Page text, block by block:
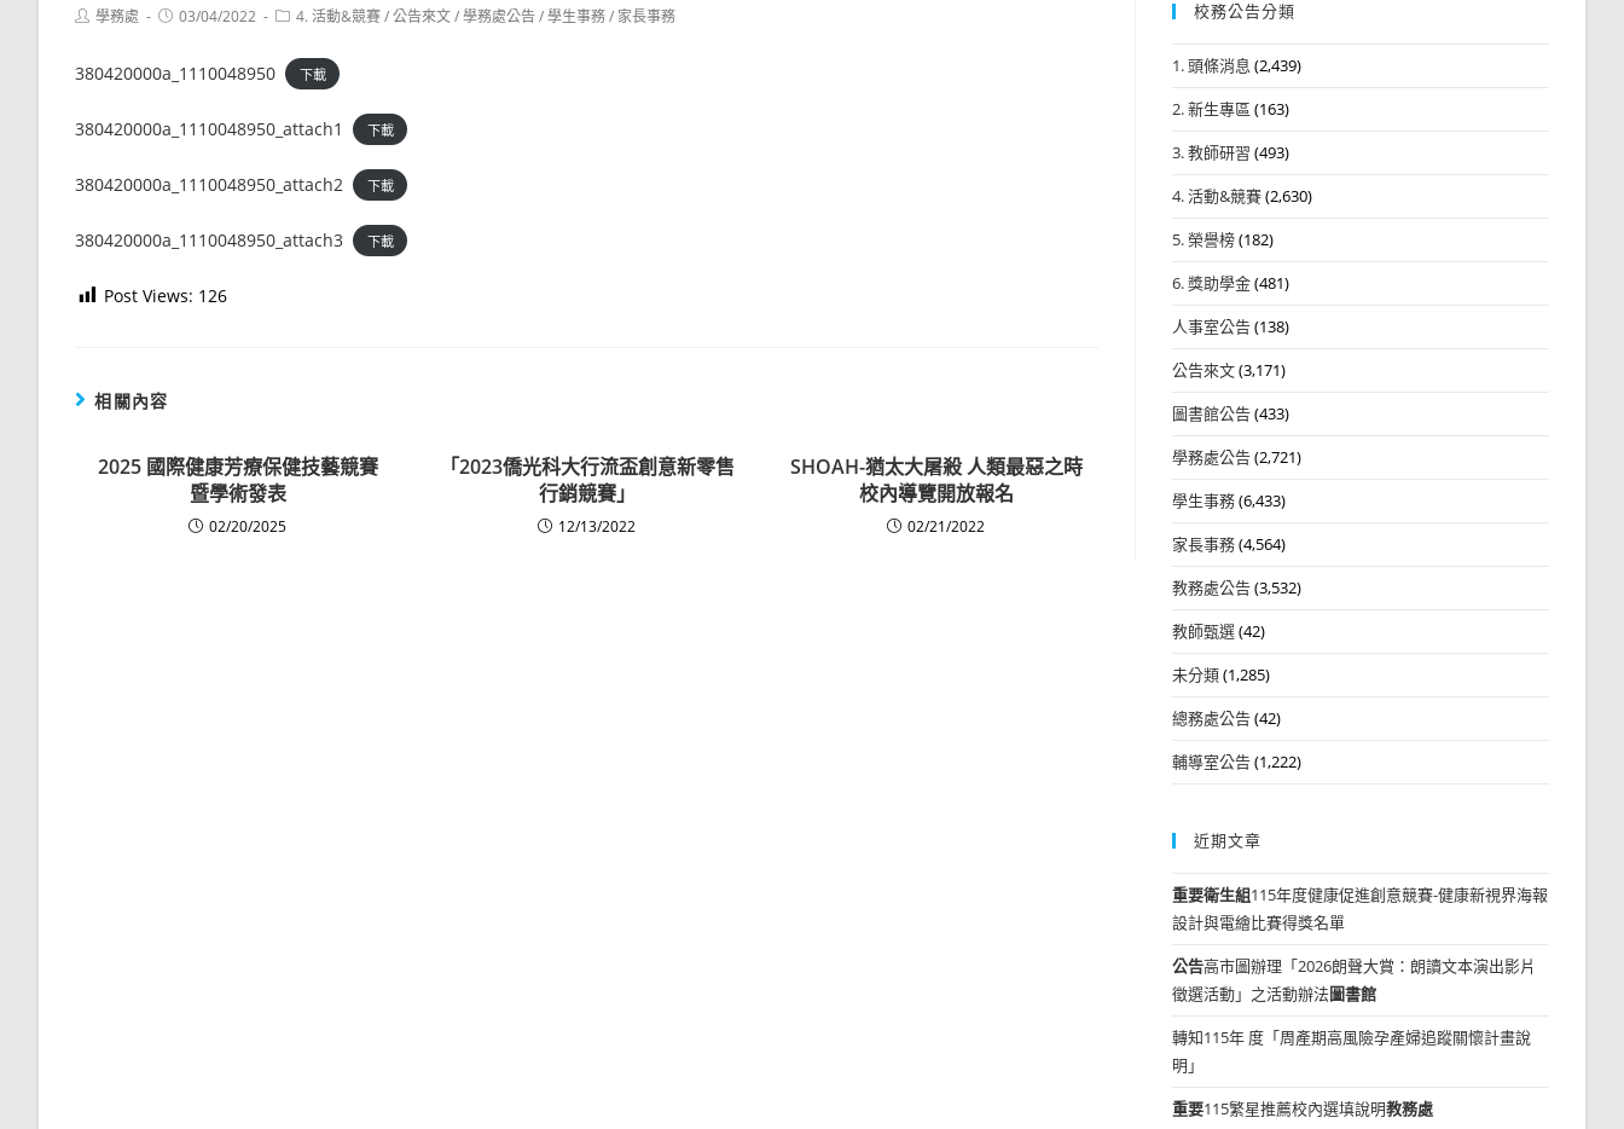
Post學務處
Post03/04/2022
Post4. 活動&競賽/公告來文/學務處公告/學生事務/ 家長事務
380420000a_1110048950 下載
380420000a_1110048950_attach1 下載
380420000a_1110048950_attach2 下載
380420000a_1110048950_attach3 下載
Post Views: 126
相關內容
2025 國際健康芳療保健技藝競賽
暨學術發表
02/20/2025
「2023僑光科大行流盃創意新零售
行銷競賽」
12/13/2022
SHOAH-猶太大屠殺 人類最惡之時
校內導覽開放報名
02/21/2022
校務公告分類
1. 頭條消息 (2,439)
2. 新生專區 (163)
3. 教師研習 (493)
4. 活動&競賽(2,630)
5. 榮譽榜(182)
6. 獎助學金(481)
人事室公告(138)
公告來文(3,171)
圖書館公告(433)
學務處公告(2,721)
學生事務(6,433)
家長事務(4,564)
教務處公告(3,532)
教師甄選(42)
未分類(1,285)
總務處公告(42)
輔導室公告(1,222)
近期文章
重要衛生組115年度健康促進創意競賽-健康新視界海報
設計與電繪比賽得獎名單
公告高市圖辦理「2026朗聲大賞：朗讀文本演出影片
徵選活動」之活動辦法圖書館
轉知115年 度「周產期高風險孕產婦追蹤關懷計畫說
明」
重要115繁星推薦校內選填說明教務處